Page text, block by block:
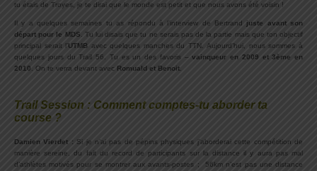
tu étais de Troyes, je te dirai que le monde est petit et que nous avons été voisin !
Il y a quelques semaines tu as répondu à l’interview de Bertrand juste avant son
départ pour le MDS . Tu lui disais que tu ne serais pas de la partie mais que ton objectif
principal serait l’UTMB avec quelques manches du TTN. Aujourd’hui, nous sommes à
quelques jours du Trail 56. Tu es un des favoris –vainqueur en 2009 et 3ème en
2010 . On te verra devant avec Romuald et Benoit
Trail Session : Comment comptes-tu aborder ta
course ?
Damien Vierdet :Si je n’ai pas de pépins physiques j’aborderai cette compétition de
manière sereine, du fait du record de participants sur la distance il y aura pas mal
d’athlètes motivés pour se montrer aux avants-postes ; 56km n’est pas une distance